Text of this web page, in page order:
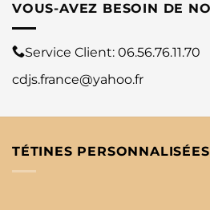
VOUS-AVEZ BESOIN DE
Service Client: 06.56.76.11.70
cdjs.france@yahoo.fr
TÉTINES